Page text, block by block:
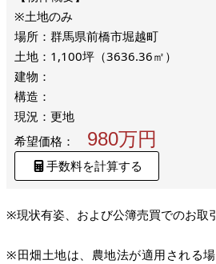
※土地のみ
場所：群馬県前橋市堀越町
土地：1,100坪（3636.36㎡）
建物：
構造：
現況：更地
希望価格：
980万円
手数料を計算する
※現状有姿、および公簿売買でのお取
※田畑土地は、農地法が適用される